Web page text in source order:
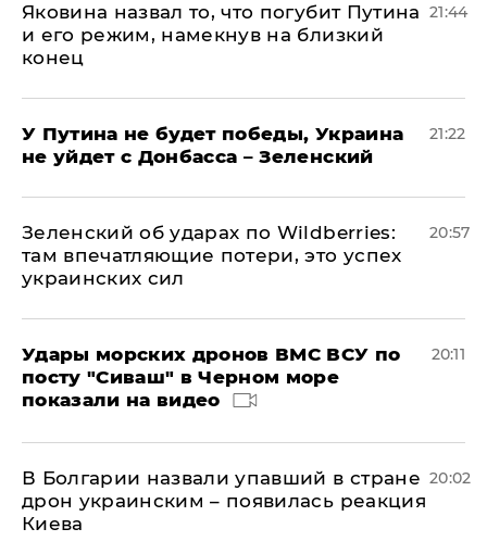
Яковина назвал то, что погубит Путина
и его режим, намекнув на близкий
конец
21:44
У Путина не будет победы, Украина
не уйдет с Донбасса – Зеленский
21:22
Зеленский об ударах по Wildberries:
там впечатляющие потери, это успех
украинских сил
20:57
Удары морских дронов ВМС ВСУ по
посту "Сиваш" в Черном море
показали на видео
20:11
В Болгарии назвали упавший в стране
дрон украинским – появилась реакция
Киева
20:02